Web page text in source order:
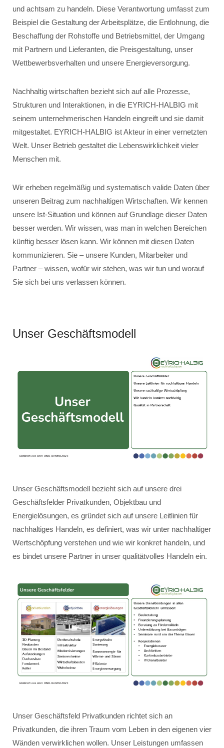
und achtsam zu handeln. Diese Verantwortung umfasst zum
Beispiel die Gestaltung der Arbeitsplätze, die Entlohnung, die
Beschaffung der Rohstoffe und Betriebsmittel, der Umgang
mit Partnern und Lieferanten, die Preisgestaltung, unser
Wettbewerbsverhalten und unsere Energieversorgung.
Nachhaltig wirtschaften bezieht sich auf alle Prozesse,
Strukturen und Interaktionen, in die EYRICH-HALBIG mit
seinem unternehmerischen Handeln eingreift und sie damit
mitgestaltet. EYRICH-HALBIG ist Akteur in einer vernetzten
Welt. Unser Betrieb gestaltet die Lebenswirklichkeit vieler
Menschen mit.
Wir erheben regelmäßig und systematisch valide Daten über
unseren Beitrag zum nachhaltigen Wirtschaften. Wir kennen
unsere Ist-Situation und können auf Grundlage dieser Daten
besser werden. Wir wissen, was man in welchen Bereichen
künftig besser lösen kann. Wir können mit diesen Daten
kommunizieren. Sie – unsere Kunden, Mitarbeiter und
Partner – wissen, wofür wir stehen, was wir tun und worauf
Sie sich bei uns verlassen können.
Unser Geschäftsmodell
Unser Geschäftsmodell bezieht sich auf unsere drei
Geschäftsfelder Privatkunden, Objektbau und
Energielösungen, es gründet sich auf unsere Leitlinien für
nachhaltiges Handeln, es definiert, was wir unter nachhaltiger
Wertschöpfung verstehen und wie wir konkret handeln, und
es bindet unsere Partner in unser qualitätvolles Handeln ein.
Unser Geschäftsfeld Privatkunden richtet sich an
Privatkunden, die ihren Traum vom Leben in den eigenen vier
Wänden verwirklichen wollen. Unser Leistungen umfassen